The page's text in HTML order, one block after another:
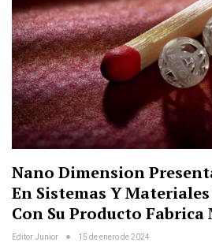
Nano Dimension
En Sistemas Y
Con Su Producto
Editor Junior 15 de enero de 2024